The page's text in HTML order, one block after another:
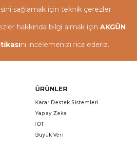
sağlamak için teknik çerezler
hakkında bilgi almak için AKGÜN
nı incelemenizi rica ederiz.
ÜRÜNLER
Karar Destek Sistemleri
Yapay Zeka
IOT
Büyük Veri